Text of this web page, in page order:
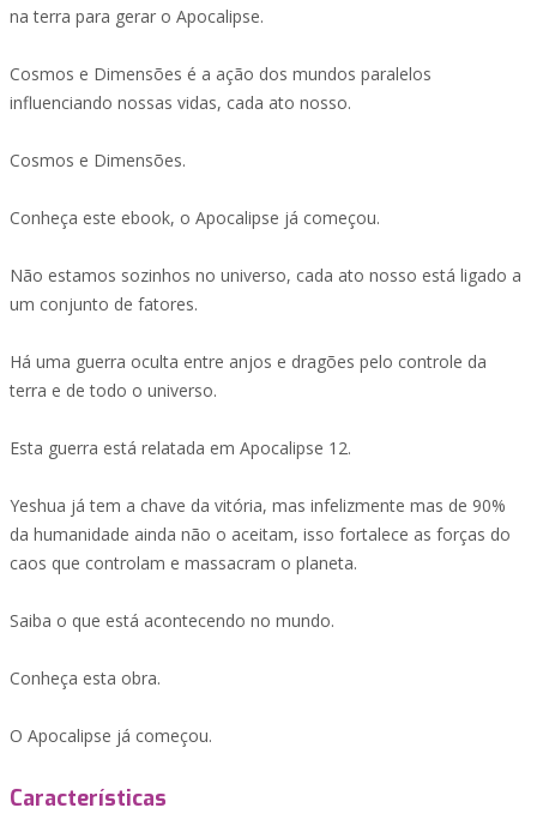
na terra para gerar o Apocalipse.
Cosmos e Dimensões é a ação dos mundos paralelos
influenciando nossas vidas, cada ato nosso.
Cosmos e Dimensões.
Conheça este ebook, o Apocalipse já começou.
Não estamos sozinhos no universo, cada ato nosso está ligado a
um conjunto de fatores.
Há uma guerra oculta entre anjos e dragões pelo controle da
terra e de todo o universo.
Esta guerra está relatada em Apocalipse 12.
Yeshua já tem a chave da vitória, mas infelizmente mas de 90%
da humanidade ainda não o aceitam, isso fortalece as forças do
caos que controlam e massacram o planeta.
Saiba o que está acontecendo no mundo.
Conheça esta obra.
O Apocalipse já começou.
Características